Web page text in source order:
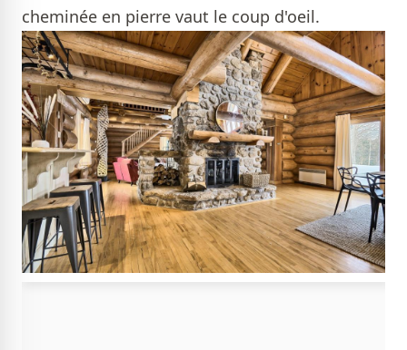
cheminée en pierre vaut le coup d'oeil.